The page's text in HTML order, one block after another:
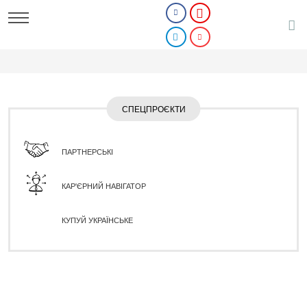
СПЕЦПРОЄКТИ
ПАРТНЕРСЬКІ
КАР'ЄРНИЙ НАВІГАТОР
КУПУЙ УКРАЇНСЬКЕ